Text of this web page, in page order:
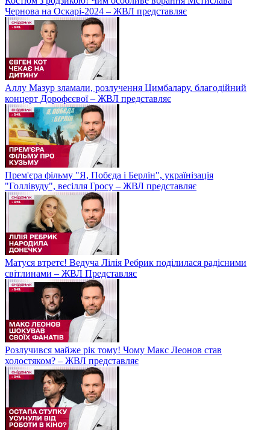
Чернова на Оскарі-2024 – ЖВЛ представляє
Аллу Мазур зламали, розлучення Цимбалару, благодійний
концерт Дорофєєвої – ЖВЛ представляє
Прем'єра фільму "Я, Побєда і Берлін", українізація
"Голлівуду", весілля Гросу – ЖВЛ представляє
Матуся втретє! Ведуча Лілія Ребрик поділилася радісними
світлинами – ЖВЛ Представляє
Розлучився майже рік тому! Чому Макс Леонов став
холостяком? – ЖВЛ представляє